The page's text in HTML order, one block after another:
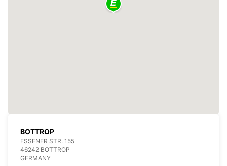
BOTTROP
ESSENER STR. 155
46242 BOTTROP
GERMANY